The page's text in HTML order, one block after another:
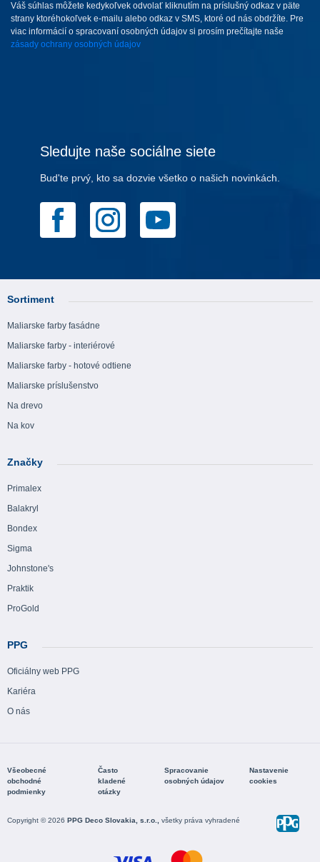
Váš súhlas môžete kedykoľvek odvolať kliknutím na príslušný odkaz v päte
strany ktoréhokoľvek e-mailu alebo odkaz v SMS, ktoré od nás obdržíte. Pre
viac informácií o spracovaní osobných údajov si prosím prečítajte naše
zásady ochrany osobných údajov
Sledujte naše sociálne siete
Bud'te prvý, kto sa dozvie všetko o našich novinkách.
Sortiment
Maliarske farby fasádne
Maliarske farby - interiérové
Maliarske farby - hotové odtiene
Maliarske príslušenstvo
Na drevo
Na kov
Značky
Primalex
Balakryl
Bondex
Sigma
Johnstone's
Praktik
ProGold
PPG
Oficiálny web PPG
Kariéra
O nás
Všeobecné
obchodné
podmienky
Často
kladené
otázky
Spracovanie
osobných údajov
Nastavenie
cookies
Copyright © 2026 PPG Deco Slovakia, s.r.o., všetky práva vyhradené